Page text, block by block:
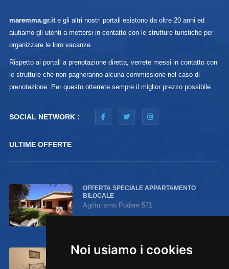
Noi usiamo i cookies
maremma.gr.ite gli altri nostri portali esistono da oltre 20 anni ed
aiutiamo gli utenti a mettersi in contatto con le strutture turistiche per
organizzare le loro vacanze.
Rispetto ai portali a prenotazione diretta, verrete messi in contatto con
le strutture che non pagheranno alcuna commissione nel caso di
prenotazione. Per questo otterrete sempre il miglior prezzo possibile.
SOCIAL NETWORK :
ULTIME OFFERTE
OFFERTA SPECIALE APPARTAMENTO
BILOCALE
Agriturismo Podere 571
OFFERTA SPECIALE CAMERA